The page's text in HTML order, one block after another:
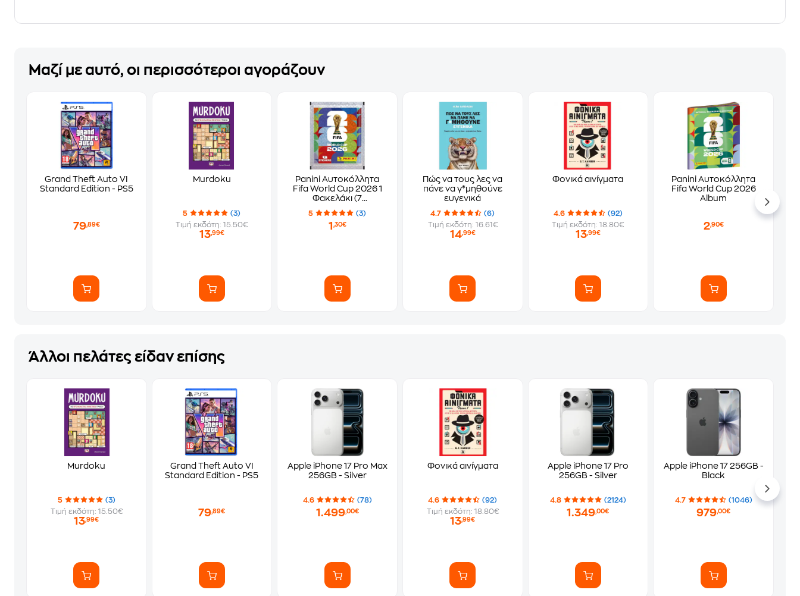
Μαζί με αυτό, οι περισσότεροι αγοράζουν
Grand Theft Auto VI
Standard Edition - PS5
79,89€
Murdoku
5
(3)
Τιμή εκδότη: 15.50€
13,99€
Panini Αυτοκόλλητα
Fifa World Cup 2026 1
Φακελάκι (7
Αυτοκόλλητα)
5 (3)
1 ,30€
Πώς να τους λες να
πάνε να γ*μηθούνε
ευγενικά
4.7
(6)
Τιμή εκδότη: 16.61€
14,99€
Φονικά αινίγματα
4.6
(92)
Τιμή εκδότη: 18.80€
13,99€
Panini Αυτοκόλλητα
Fifa World Cup 2026
Album
2,90€
Άλλοι πελάτες είδαν επίσης
Murdoku
5
(3)
Τιμή εκδότη: 15.50€
13,99€
Grand Theft Auto VI
Standard Edition - PS5
79,89€
Apple iPhone 17 Pro Max
256GB - Silver
4.6 (78)
1.499,00€
Φονικά αινίγματα
4.6
(92)
Τιμή εκδότη: 18.80€
13,99€
Apple iPhone 17 Pro
256GB - Silver
4.8 (2124)
1.349,00€
Apple iPhone 17 256GB -
Black
4.7 (1046)
979,00€